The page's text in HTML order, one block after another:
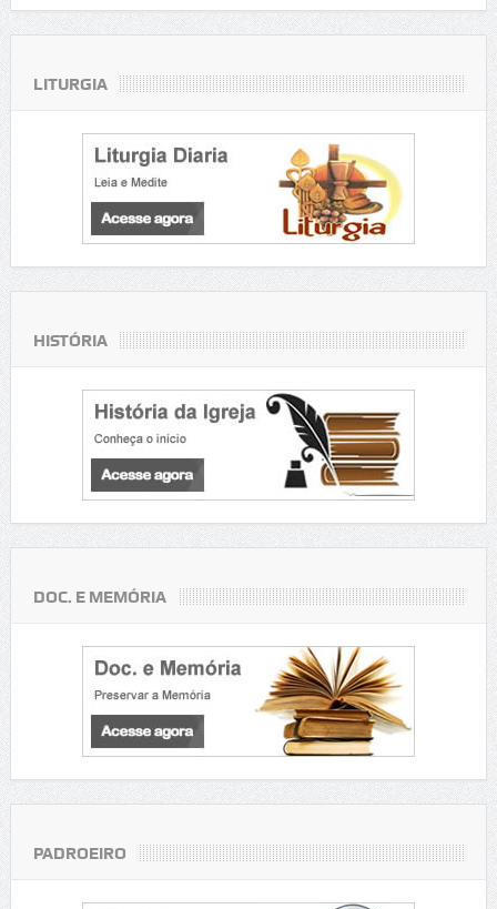
LITURGIA
HISTÓRIA
DOC. E MEMÓRIA
PADROEIRO